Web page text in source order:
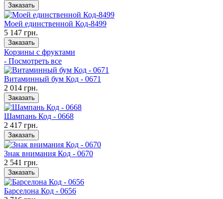
Заказать
Моей единственной Код-8499
5 147 грн.
Заказать
Корзины с фруктами
- Посмотреть все
Витаминный бум Код - 0671
2 014 грн.
Заказать
Шампань Код - 0668
2 417 грн.
Заказать
Знак внимания Код - 0670
2 541 грн.
Заказать
Барселона Код - 0656